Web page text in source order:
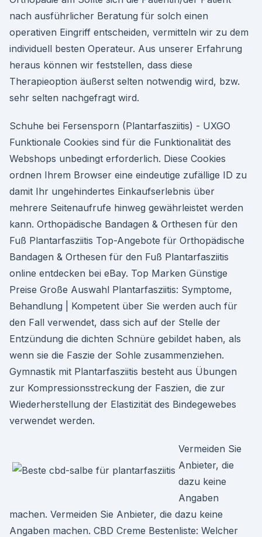
nach ausführlicher Beratung für solch einen
operativen Eingriff entscheiden, vermitteln wir zu dem
individuell besten Operateur. Aus unserer Erfahrung
heraus können wir feststellen, dass diese
Therapieoption äußerst selten notwendig wird, bzw.
sehr selten nachgefragt wird.
Schuhe bei Fersensporn (Plantarfasziitis) - UXGO
Funktionale Cookies sind für die Funktionalität des
Webshops unbedingt erforderlich. Diese Cookies
ordnen Ihrem Browser eine eindeutige zufällige ID zu
damit Ihr ungehindertes Einkaufserlebnis über
mehrere Seitenaufrufe hinweg gewährleistet werden
kann. Orthopädische Bandagen & Orthesen für den
Fuß Plantarfasziitis Top-Angebote für Orthopädische
Bandagen & Orthesen für den Fuß Plantarfasziitis
online entdecken bei eBay. Top Marken Günstige
Preise Große Auswahl Plantarfasziitis: Symptome,
Behandlung | Kompetent über Sie werden auch für
den Fall verwendet, dass sich auf der Stelle der
Entzündung die dichten Schnüre gebildet haben, als
wenn sie die Faszie der Sohle zusammenziehen.
Gymnastik mit Plantarfasziitis besteht aus Übungen
zur Kompressionsstreckung der Faszien, die zur
Wiederherstellung der Elastizität des Bindegewebes
verwendet werden.
Vermeiden Sie
Anbieter, die
dazu keine
Angaben
machen. Vermeiden Sie Anbieter, die dazu keine
Angaben machen. CBD Creme Bestenliste: Welcher